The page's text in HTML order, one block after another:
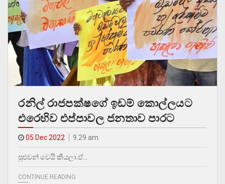
රනිල් රාජපක්ෂගේ ඉඩම් කොල්ලයට
එරෙහිව එප්පාවල ජනතාව පාරට
05 Dec 2022 9.29 am
පුළුවන් වෙයි කියලා.ඒ…
CONTINUE READING